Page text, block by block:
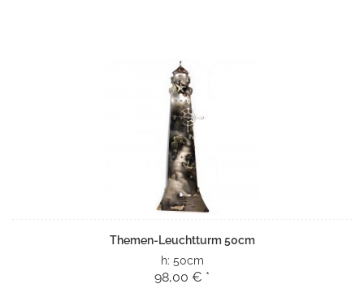
Themen-Leuchtturm 50cm
h: 50cm
98,00 € *